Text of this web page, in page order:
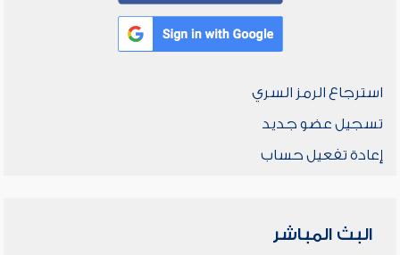
استرجاع الرمز السري
تسجيل عضو جديد
إعادة تفعيل حساب
البث المباشر